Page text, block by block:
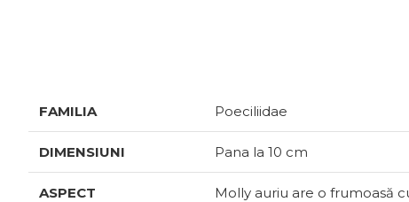
FAMILIA Poeciliidae
DIMENSIUNI Pana la 10 cm
ASPECT Molly auriu are o frumoasă